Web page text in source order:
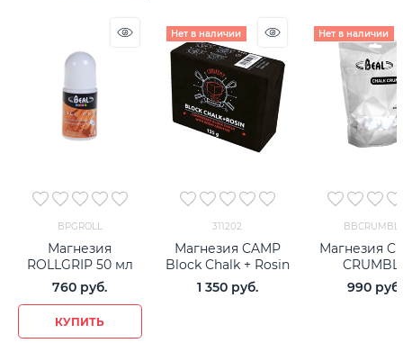
BPGROLL
Магнезия
ROLLGRIP 50 мл
760 руб.
КУПИТЬ
Нет в наличии
311202
Магнезия CAMP
Block Chalk + Rosin
1 350 руб.
Нет в наличии
Магнезия
990 руб.